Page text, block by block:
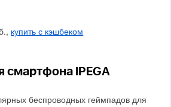
купить с кэшбеком
смартфона IPEGA
беспроводных геймпадов для